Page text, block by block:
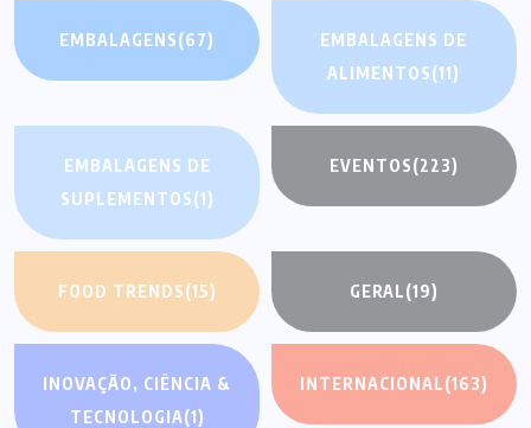
EMBALAGENS(67)
EMBALAGENS DE
ALIMENTOS(11)
EMBALAGENS DE
SUPLEMENTOS(1)
EVENTOS(223)
FOOD TRENDS(15) GERAL(19)
INOVAÇÃO, CIÊNCIA &
TECNOLOGIA(1)
INTERNACIONAL(163)